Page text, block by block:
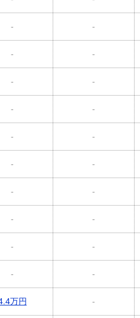
- -
- -
- -
- -
- -
- -
- -
- -
- -
- -
万円 -